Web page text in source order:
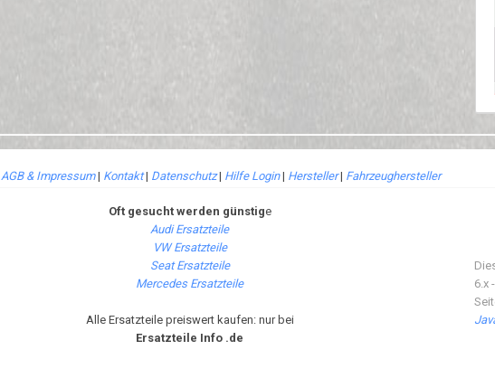
AGB & Impressum| Kontakt| Datenschutz| Hilfe Login| Hersteller| Fahrzeughersteller
Oft gesucht werden günstige
Audi Ersatzteile
VW Ersatzteile
Seat Ersatzteile
Mercedes Ersatzteile
Alle Ersatzteile preiswert kaufen: nur bei
Ersatzteile Info .de
6.x